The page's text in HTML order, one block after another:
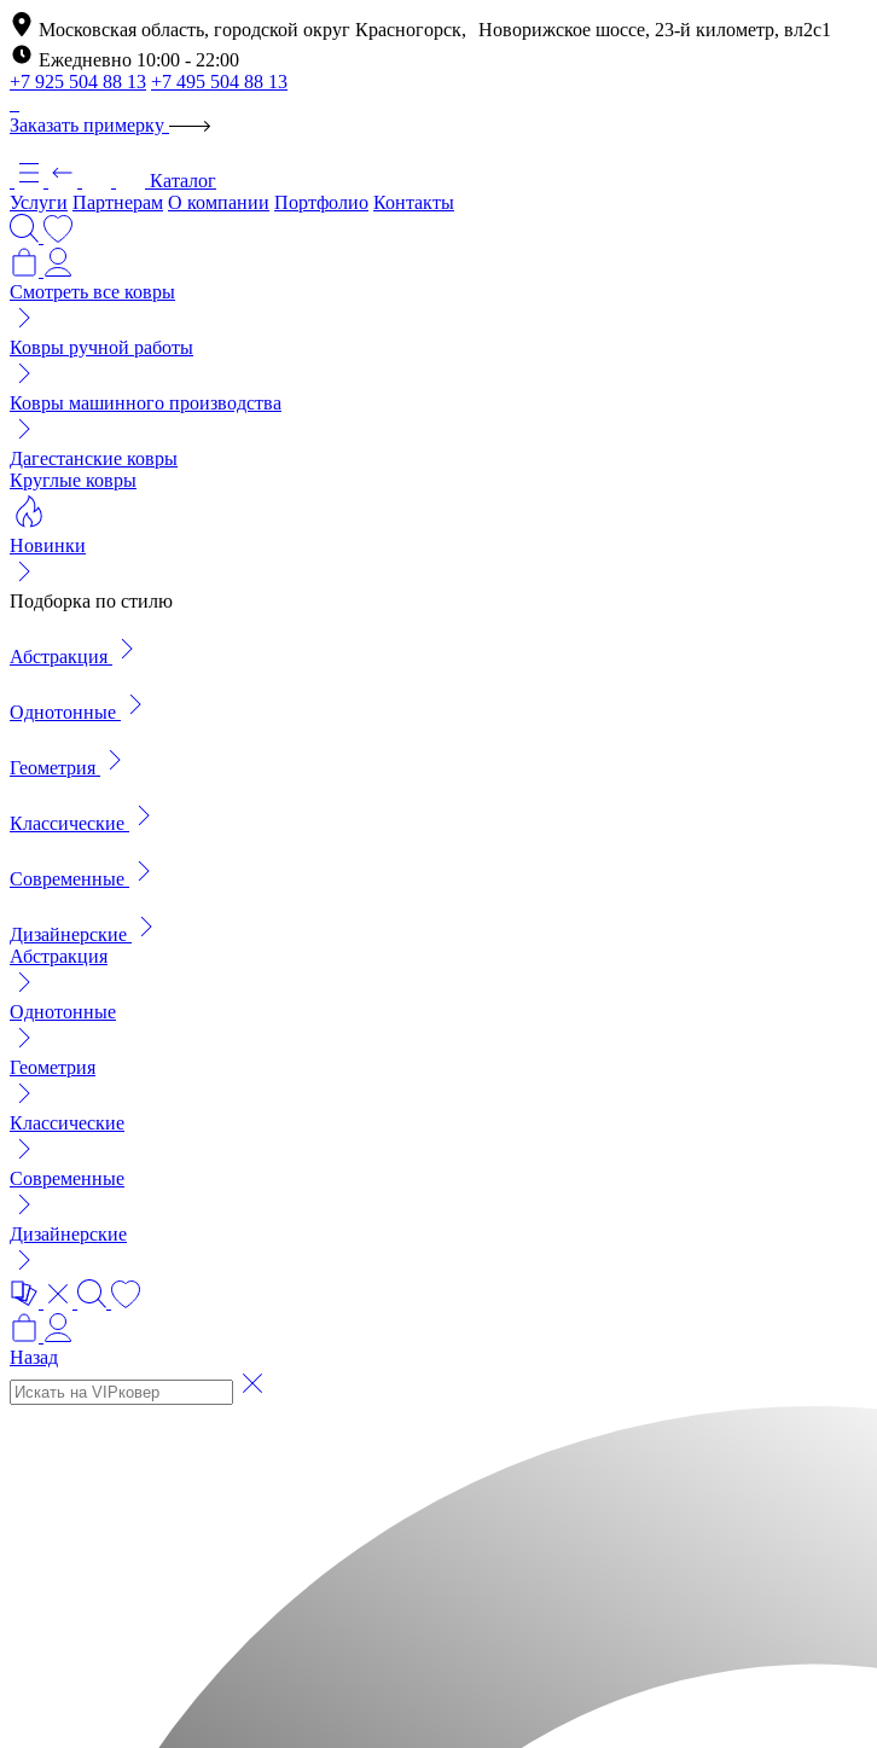
Московская область, городской округ Красногорск, Новорижское шоссе, 23-й километр, вл2с1
Ежедневно 10:00 - 22:00
+7 925 504 88 13 +7 495 504 88 13
Заказать примерку
Каталог
Услуги Партнерам О компании Портфолио Контакты
Смотреть все ковры
Ковры ручной работы
Ковры машинного производства
Дагестанские ковры
Круглые ковры
Новинки
Подборка по стилю
Абстракция
Однотонные
Геометрия
Классические
Современные
Дизайнерские
Абстракция
Однотонные
Геометрия
Классические
Современные
Дизайнерские
Назад